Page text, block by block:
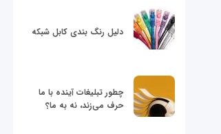
دلیل رنگ بندی کابل شبکه
چطور تبلیغات آینده با ما
حرف می‌زند، نه به ما؟